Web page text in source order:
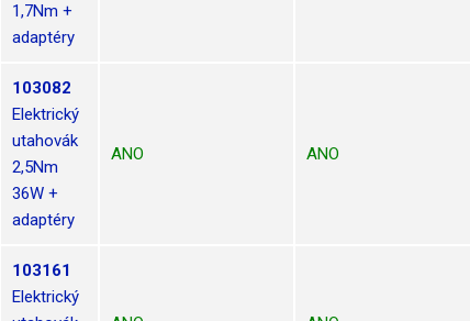
1,7Nm +
adaptéry
103082
Elektrický
utahovák
2,5Nm
36W +
adaptéry
ANO ANO
103161
Elektrický